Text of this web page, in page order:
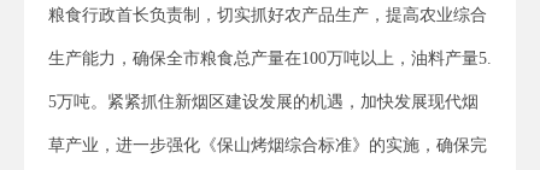
粮食行政首长负责制，切实抓好农产品生产，提高农业综合
生产能力，确保全市粮食总产量在100万吨以上，油料产量5.
5万吨。紧紧抓住新烟区建设发展的机遇，加快发展现代烟
草产业，进一步强化《保山烤烟综合标准》的实施，确保完